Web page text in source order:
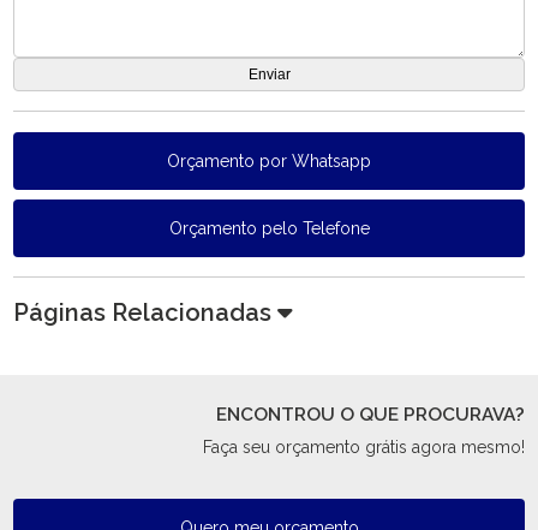
Orçamento por Whatsapp
Orçamento pelo Telefone
Páginas Relacionadas
ENCONTROU O QUE PROCURAVA?
Faça seu orçamento grátis agora mesmo!